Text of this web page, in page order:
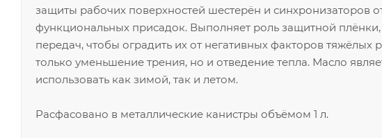
защиты рабочих поверхностей шестерён и синхронизаторов
функциональных присадок. Выполняет роль защитной
передач, чтобы оградить их от негативных факторов тяжёлых
только уменьшение трения, но и отведение тепла. Масло
использовать как зимой, так и летом.
Расфасовано в металлические канистры объёмом 1 л.